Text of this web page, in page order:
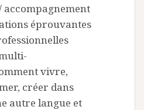
accompagnement
éprouvantes
vivre,
créer dans
autre langue et